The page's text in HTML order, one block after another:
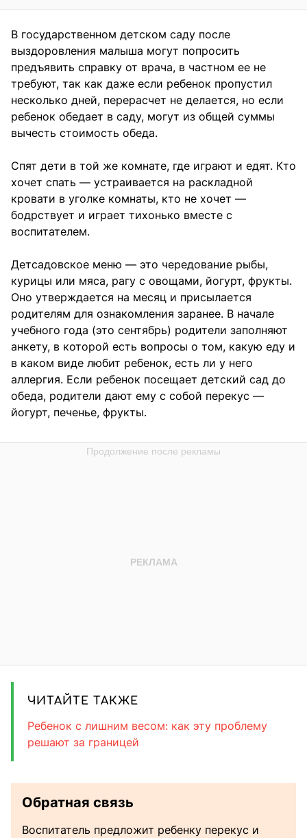
В государственном детском саду после
выздоровления малыша могут попросить
предъявить справку от врача, в частном ее не
требуют, так как даже если ребенок пропустил
несколько дней, перерасчет не делается, но если
ребенок обедает в саду, могут из общей суммы
вычесть стоимость обеда.
Спят дети в той же комнате, где играют и едят. Кто
хочет спать — устраивается на раскладной
кровати в уголке комнаты, кто не хочет —
бодрствует и играет тихонько вместе с
воспитателем.
Детсадовское меню — это чередование рыбы,
курицы или мяса, рагу с овощами, йогурт, фрукты.
Оно утверждается на месяц и присылается
родителям для ознакомления заранее. В начале
учебного года (это сентябрь) родители заполняют
анкету, в которой есть вопросы о том, какую еду и
в каком виде любит ребенок, есть ли у него
аллергия. Если ребенок посещает детский сад до
обеда, родители дают ему с собой перекус —
йогурт, печенье, фрукты.
ЧИТАЙТЕ ТАКЖЕ
Ребенок с лишним весом: как эту проблему
решают за границей
Обратная связь
Воспитатель предложит ребенку перекус и